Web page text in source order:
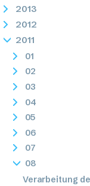
2013
2012
2011
01
02
03
04
05
06
07
08
Verarbeitung